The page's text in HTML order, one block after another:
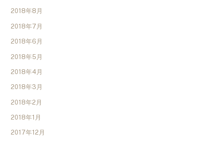
2018年8月
2018年7月
2018年6月
2018年5月
2018年4月
2018年3月
2018年2月
2018年1月
2017年12月